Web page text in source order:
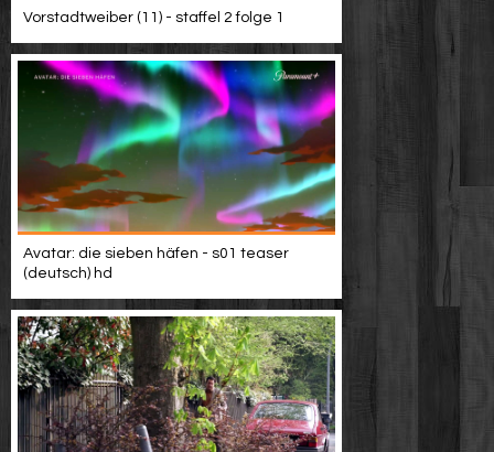
Vorstadtweiber (11) - staffel 2 folge 1
Avatar: die sieben häfen - s01 teaser
(deutsch) hd